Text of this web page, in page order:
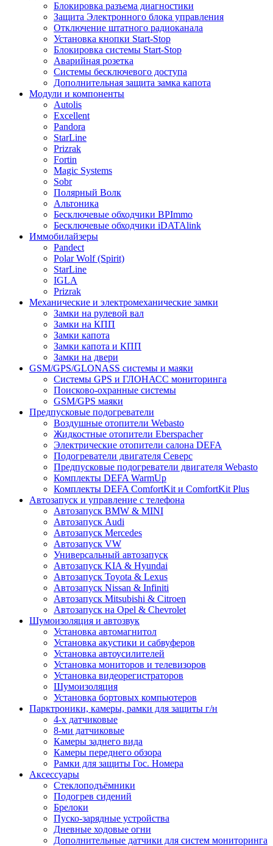
Блокировка разъема диагностики
Защита Электронного блока управления
Отключение штатного радиоканала
Установка кнопки Start-Stop
Блокировка системы Start-Stop
Аварийная розетка
Системы бесключевого доступа
Дополнительная защита замка капота
Модули и компоненты
Autolis
Excellent
Pandora
StarLine
Prizrak
Fortin
Magic Systems
Sobr
Полярный Волк
Альтоника
Бесключевые обходчики BPImmo
Бесключевые обходчики iDATAlink
Иммобилайзеры
Pandect
Polar Wolf (Spirit)
StarLine
IGLA
Prizrak
Механические и электромеханические замки
Замки на рулевой вал
Замки на КПП
Замки капота
Замки капота и КПП
Замки на двери
GSM/GPS/GLONASS системы и маяки
Системы GPS и ГЛОНАСС мониторинга
Поисково-охранные системы
GSM/GPS маяки
Предпусковые подогреватели
Воздушные отопители Webasto
Жидкостные отопители Eberspacher
Электрические отопители салона DEFA
Подогреватели двигателя Северс
Предпусковые подогреватели двигателя Webasto
Комплекты DEFA WarmUp
Комплекты DEFA ComfortKit и ComfortKit Plus
Автозапуск и управление с телефона
Автозапуск BMW & MINI
Автозапуск Audi
Автозапуск Mercedes
Автозапуск VW
Универсальный автозапуск
Автозапуск KIA & Hyundai
Автозапуск Toyota & Lexus
Автозапуск Nissan & Infiniti
Автозапуск Mitsubishi & Citroen
Автозапуск на Opel & Chevrolet
Шумоизоляция и автозвук
Установка автомагнитол
Установка акустики и сабвуферов
Установка автоусилителей
Установка мониторов и телевизоров
Установка видеорегистраторов
Шумоизоляция
Установка бортовых компьютеров
Парктроники, камеры, рамки для защиты г/н
4-х датчиковые
8-ми датчиковые
Камеры заднего вида
Камеры переднего обзора
Рамки для защиты Гос. Номера
Аксессуары
Стеклоподъёмники
Подогрев сидений
Брелоки
Пуско-зарядные устройства
Дневные ходовые огни
Дополнительные датчики для систем мониторинга